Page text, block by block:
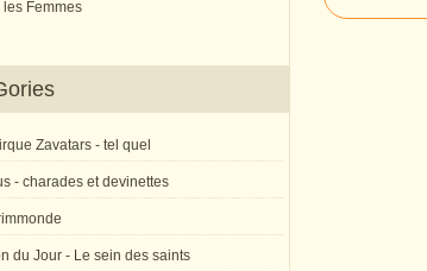
les Femmes
Zavatars - tel quel
- charades et devinettes
du Jour - Le sein des saints